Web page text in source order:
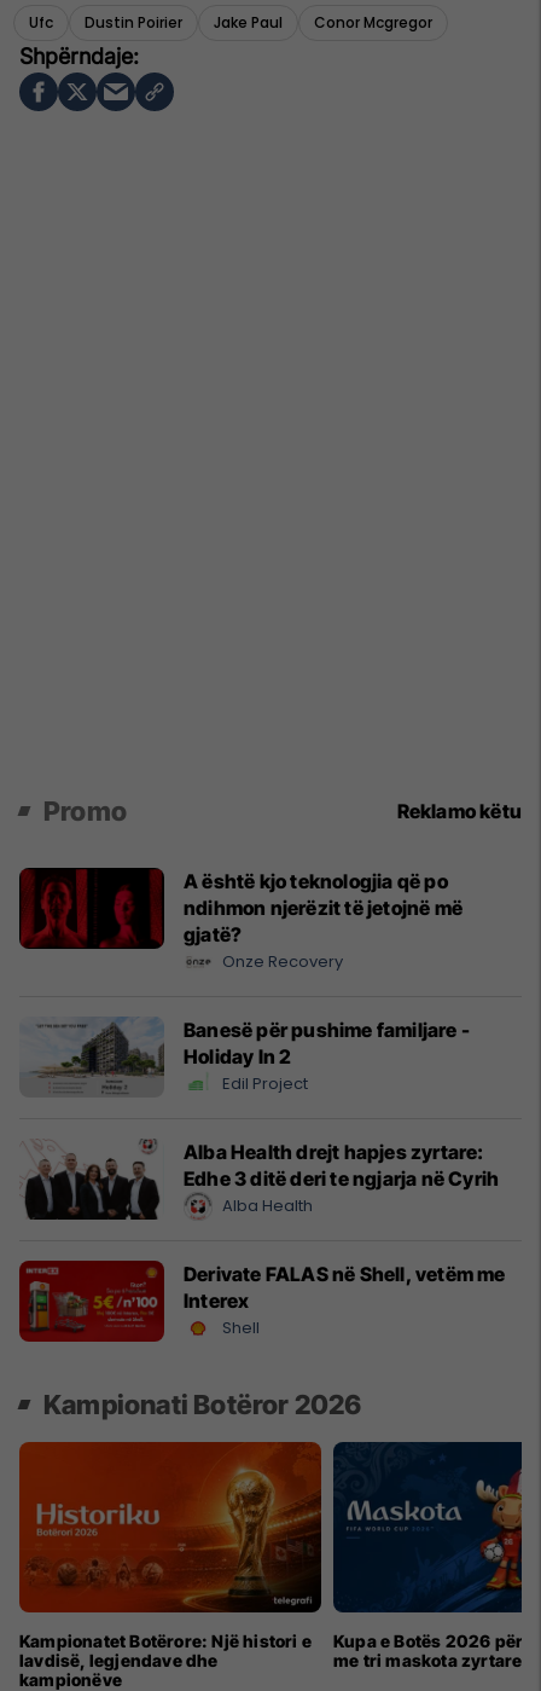
Ufc Dustin Poirier Jake Paul Conor Mcgregor
Promo Reklamo këtu
A është kjo teknologjia që po
ndihmon njerëzit të jetojnë më
gjatë?
Onze Recovery
Banesë për pushime familjare -
Holiday In 2
Edil Project
Alba Health drejt hapjes zyrtare:
Edhe 3 ditë deri te ngjarja në Cyrih
Alba Health
Derivate FALAS në Shell, vetëm me
Interex
Shell
Kampionati Botëror 2026
Kampionatet Botërore: Një histori e
lavdisë, legjendave dhe
kampionëve
Kupa e Botës 2026 për
me tri maskota zyrtare